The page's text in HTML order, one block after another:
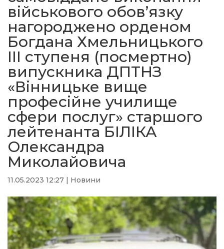
військового обов’язку
нагороджено орденом
Богдана Хмельницького
ІІІ ступеня (посмертно)
випускника ДПТНЗ
«Вінницьке вище
професійне училище
сфери послуг» старшого
лейтенанта БІЛІКА
Олександра
Миколайовича
11.05.2023 12:27 Новини